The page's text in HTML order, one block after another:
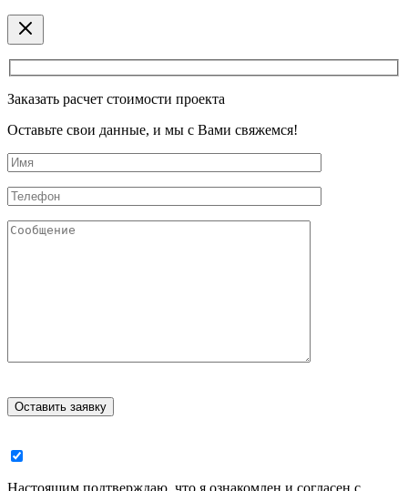
Заказать расчет стоимости проекта
Оставьте свои данные, и мы с Вами свяжемся!